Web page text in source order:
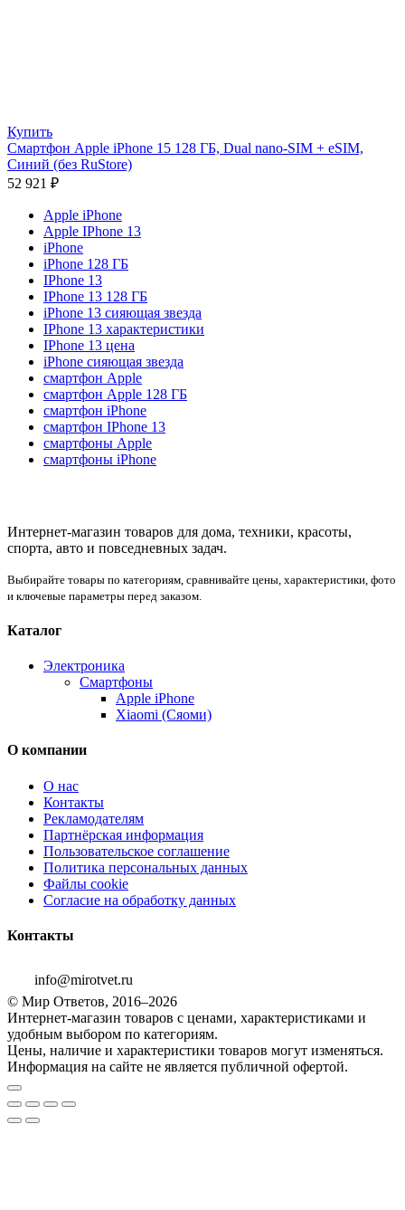
Купить
Смартфон Apple iPhone 15 128 ГБ, Dual nano-SIM + eSIM,
Синий (без RuStore)
52 921 ₽
Apple iPhone
Apple IPhone 13
iPhone
iPhone 128 ГБ
IPhone 13
IPhone 13 128 ГБ
iPhone 13 сияющая звезда
IPhone 13 характеристики
IPhone 13 цена
iPhone сияющая звезда
смартфон Apple
смартфон Apple 128 ГБ
смартфон iPhone
смартфон IPhone 13
смартфоны Apple
смартфоны iPhone
Интернет-магазин товаров для дома, техники, красоты,
спорта, авто и повседневных задач.
Выбирайте товары по категориям, сравнивайте цены, характеристики, фото
и ключевые параметры перед заказом.
Каталог
Электроника
Смартфоны
Apple iPhone
Xiaomi (Сяоми)
О компании
О нас
Контакты
Рекламодателям
Партнёрская информация
Пользовательское соглашение
Политика персональных данных
Файлы cookie
Согласие на обработку данных
Контакты
info@mirotvet.ru
© Мир Ответов, 2016–2026
Интернет-магазин товаров с ценами, характеристиками и
удобным выбором по категориям.
Цены, наличие и характеристики товаров могут изменяться.
Информация на сайте не является публичной офертой.